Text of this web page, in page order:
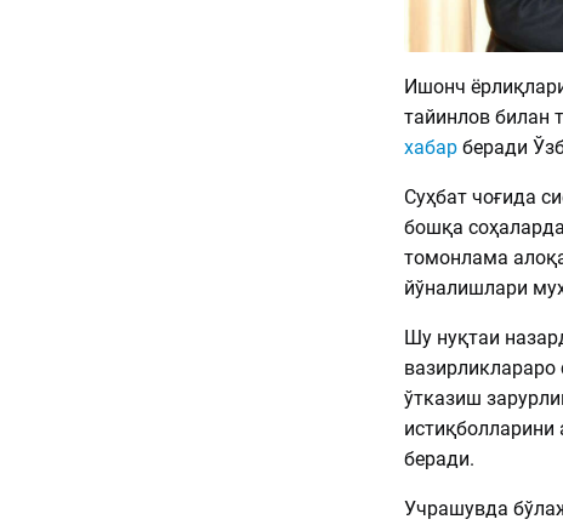
Ишонч
тайинлов билан
хабарберади
Суҳбат чоғида
бошқа
томонлама
йўналишлари
Шу нуқтаи
ўтказиш
беради.
Учрашувда